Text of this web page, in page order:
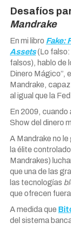
Desafíos
Mandrake
En mi libro Fake:
Assets(Lo falso:
falsos), hablo de
Dinero Mágico”,
Mandrake,
al igual que la
En 2009, cuando
Show del dinero
A Mandrake no
la élite
Mandrakes)
que una de las
las tecnologías
que ofrecen
A medida que
del sistema